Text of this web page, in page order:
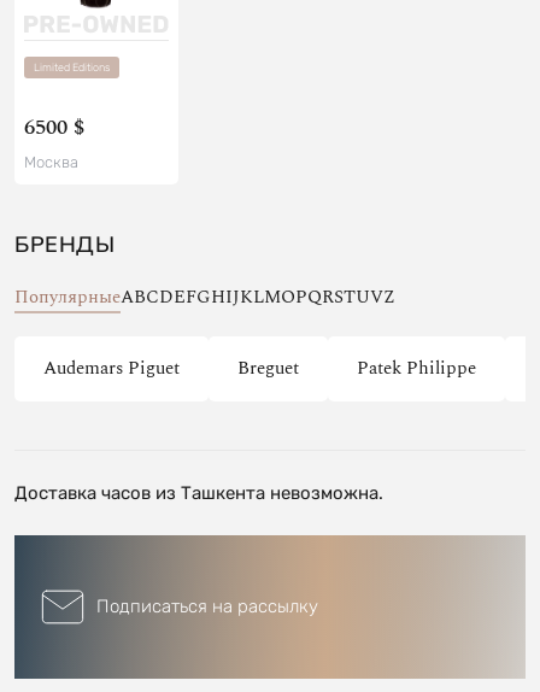
Limited Editions
6500 $
Москва
БРЕНДЫ
ПопулярныеABCDEFGHIJKLMOPQRSTUVZ
Audemars Piguet Breguet Patek Philippe
Доставка часов из Ташкента невозможна.
Подписаться на рассылку